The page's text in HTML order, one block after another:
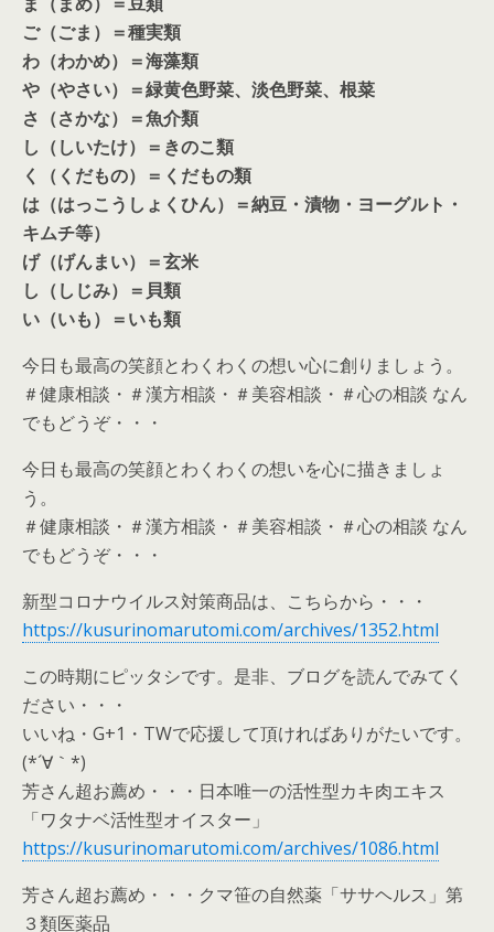
ご（ごま）＝種実類
わ（わかめ）＝海藻類
や（やさい）＝緑黄色野菜、淡色野菜、根菜
さ（さかな）＝魚介類
し（しいたけ）＝きのこ類
く（くだもの）＝くだもの類
は（はっこうしょくひん）＝納豆・漬物・ヨーグルト・
キムチ等）
げ（げんまい）＝玄米
し（しじみ）＝貝類
い（いも）＝いも類
今日も最高の笑顔とわくわくの想い心に創りましょう。
＃健康相談・＃漢方相談・＃美容相談・＃心の相談 なん
でもどうぞ・・・
今日も最高の笑顔とわくわくの想いを心に描きましょ
う。
＃健康相談・＃漢方相談・＃美容相談・＃心の相談 なん
でもどうぞ・・・
新型コロナウイルス対策商品は、こちらから・・・
https://kusurinomarutomi.com/archives/1352.html
この時期にピッタシです。是非、ブログを読んでみてく
ださい・・・
いいね・G+1・TWで応援して頂ければありがたいです。
(*´∀｀*)
芳さん超お薦め・・・日本唯一の活性型カキ肉エキス
「ワタナベ活性型オイスター」
https://kusurinomarutomi.com/archives/1086.html
芳さん超お薦め・・・クマ笹の自然薬「ササヘルス」第
３類医薬品